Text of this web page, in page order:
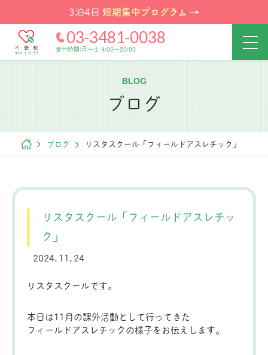
3泊4日 短期集中プログラム →
03-3481-0038
受付時間:月～土 9:00～20:00
BLOG
ブログ
ブログ リスタスクール「フィールドアスレチック」
リスタスクール「フィールドアスレチッ
ク」
2024.11.24
リスタスクールです。
本日は11月の課外活動として行ってきた
フィールドアスレチックの様子をお伝えします。